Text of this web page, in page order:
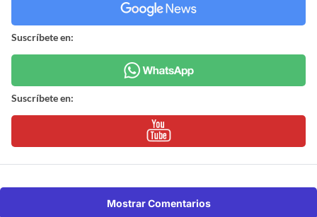
Suscríbete en:
Suscríbete en:
Mostrar Comentarios